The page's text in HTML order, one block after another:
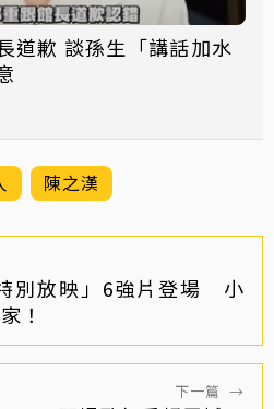
道歉 談孫生「講話加水
陳之漢
別放映」6強片登場 小
！
下一篇 →